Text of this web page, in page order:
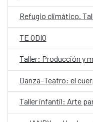
TE ODIO
Danza–Teatro: el
Taller infantil: Arte